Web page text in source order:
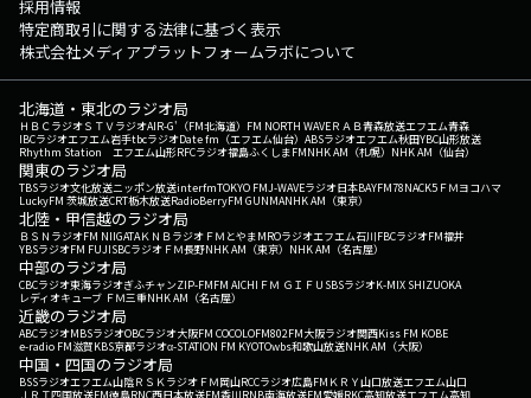
採用情報
特定商取引に関する法律に基づく表示
株式会社メディアプラットフォームラボについて
北海道・東北のラジオ局
ＨＢＣラジオＳＴＶラジオAIR-G'（FM北海道） FM NORTH WAVEＲＡＢ青森放送エフエム青森
IBCラジオエフエム岩手tbcラジオDate fm（エフエム仙台） ABSラジオエフエム秋田YBC山形放送
Rhythm Station エフエム山形RFCラジオ福島ふくしまFMNHK AM（札幌） NHK AM（仙台）
関東のラジオ局
TBSラジオ文化放送ニッポン放送interfmTOKYO FMJ-WAVEラジオ日本BAYFM78NACK5 ＦＭヨコハマ
LuckyFM 茨城放送CRT栃木放送RadioBerryFM GUNMANHK AM（東京）
北陸・甲信越のラジオ局
ＢＳＮラジオFM NIIGATAＫＮＢラジオ ＦＭとやまMROラジオエフエム石川FBCラジオFM福井
YBSラジオFM FUJISBCラジオ ＦＭ長野NHK AM（東京） NHK AM（名古屋）
中部のラジオ局
CBCラジオ東海ラジオぎふチャンZIP-FMFM AICHI ＦＭ ＧＩＦＵ SBSラジオK-MIX SHIZUOKA
レディオキューブ ＦＭ三重NHK AM（名古屋）
近畿のラジオ局
ABCラジオMBSラジオOBCラジオ大阪FM COCOLOFM802FM大阪ラジオ関西Kiss FM KOBE
e-radio FM滋賀KBS京都ラジオα-STATION FM KYOTOwbs和歌山放送NHK AM（大阪）
中国・四国のラジオ局
BSSラジオエフエム山陰ＲＳＫラジオ ＦＭ岡山RCCラジオ広島FM ＫＲＹ山口放送エフエム山口